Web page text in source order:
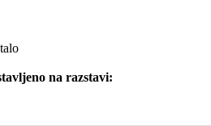
na razstavi: